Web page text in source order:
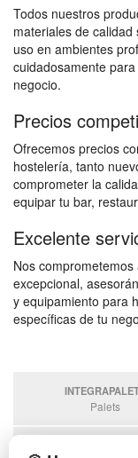
Todos nuestros
materiales de
uso en ambientes
cuidadosamente
negocio.
Precios
Ofrecemos precios
hostelería, tanto
comprometer la
equipar tu bar,
Excelente
Nos
excepcional,
y equipamiento para
específicas de tu
Palets